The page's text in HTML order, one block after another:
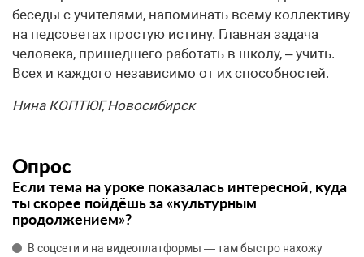
беседы с учителями, напоминать всему коллективу
на педсоветах простую истину. Главная задача
человека, пришедшего работать в школу, – учить.
Всех и каждого независимо от их способностей.
Нина КОПТЮГ, Новосибирск
Опрос
Если тема на уроке показалась интересной, куда
ты скорее пойдёшь за «культурным
продолжением»?
В соцсети и на видеоплатформы — там быстро нахожу